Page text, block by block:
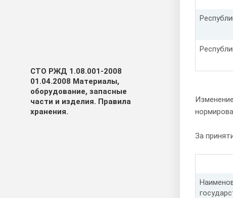
За
СТО РЖД 1.08.001-2008
01.04.2008 Материалы,
оборудование, запасные
части и изделия. Правила
хранения.